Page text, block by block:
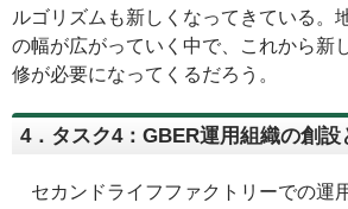
ルゴリズムも新しくなってきている。
の幅が広がっていく中で、これから新
修が必要になってくるだろう。
4．タスク4：GBER運用組織の創設
セカンドライフファクトリーでの運